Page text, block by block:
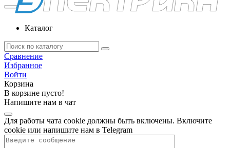
Каталог
Сравнение
Избранное
Войти
Корзина
В корзине пусто!
Напишите нам в чат
Для работы чата cookie должны быть включены. Включите
cookie или напишите нам в Telegram